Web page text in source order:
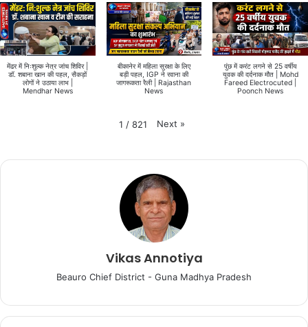
मेंढर में निःशुल्क नेत्र जांच शिविर |
डॉ. शबाना खान की पहल, सैकड़ों
लोगों ने उठाया लाभ |
Mendhar News
बीकानेर में महिला सुरक्षा के लिए
बड़ी पहल, IGP ने रवाना की
जागरूकता रैली | Rajasthan
News
पुंछ में करंट लगने से 25 वर्षीय
युवक की दर्दनाक मौत | Mohd
Fareed Electrocuted |
Poonch News
1 / 821 Next »
Vikas Annotiya
Beauro Chief District - Guna Madhya Pradesh